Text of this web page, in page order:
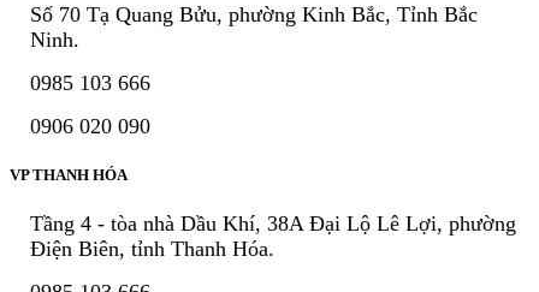
Số 70 Tạ Quang Bửu, phường Kinh Bắc, Tỉnh Bắc
Ninh.
0985 103 666
0906 020 090
VP THANH HÓA
Tầng 4 - tòa nhà Dầu Khí, 38A Đại Lộ Lê Lợi, phường
Điện Biên, tỉnh Thanh Hóa.